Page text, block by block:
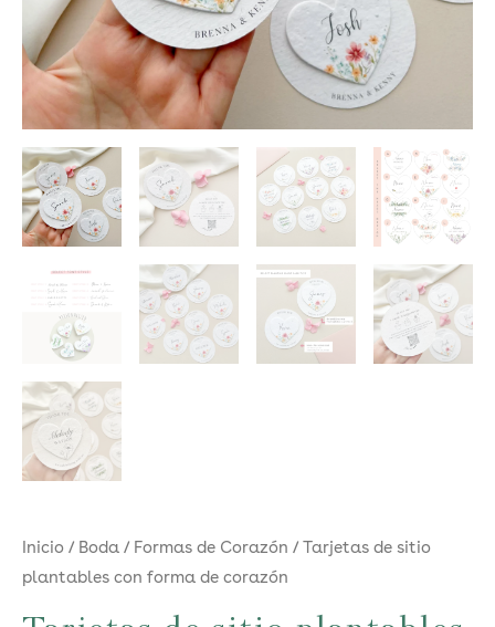
Inicio / Boda / Formas de Corazón / Tarjetas de sitio
plantables con forma de corazón